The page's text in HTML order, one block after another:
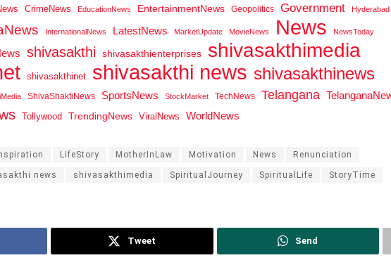
CrimeNews EducationNews EntertainmentNews Geopolitics Government Hyderabad
InternationalNews LatestNews MarketUpdate MovieNews News NewsToday
shivasakthi shivasakthienterprises
shivasakthimedia
shivasakthinet shivasakthi news shivasakthinews
ShivaShaktiNews SportsNews StockMarket TechNews Telangana
Tollywood TrendingNews ViralNews WorldNews
LifeStory MotherInLaw Motivation News Renunciation
news shivasakthimedia SpiritualJourney SpiritualLife StoryTime
Tweet Send